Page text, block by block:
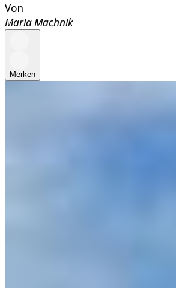
Von
Maria Machnik
Merken